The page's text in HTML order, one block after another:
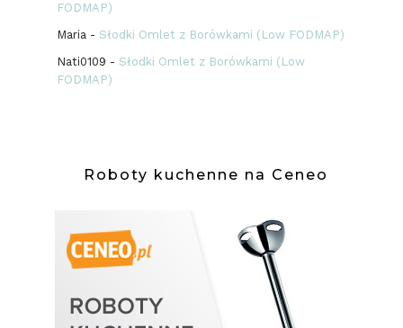
FODMAP)
Maria- Słodki Omlet z Borówkami (Low FODMAP)
Nati0109 - Słodki Omlet z Borówkami (Low
FODMAP)
Roboty kuchenne na Ceneo